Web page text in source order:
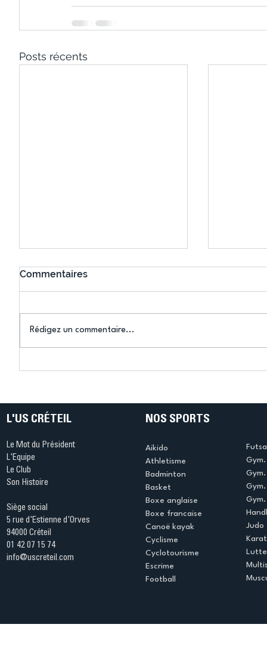
Posts récents
Baltayan, vice-
équipes avec les Bleues
arrache
Commentaires
Rédigez un commentaire...
L'US CRÉTEIL
Le Mot du Président
L'Equipe
Le Club
Son Histoire
Siège social
5 rue d'Estienne d'Orves
94000 Créteil
01 42 07 15 74
info@uscreteil.com
NOS SPORTS
Aikido
Athletisme
Badminton
Basket
Boxe anglaise
Boxe francaise
Canoë kayak
Cyclisme
Cyclotourisme
Escrime
Football
Judo
Lutte